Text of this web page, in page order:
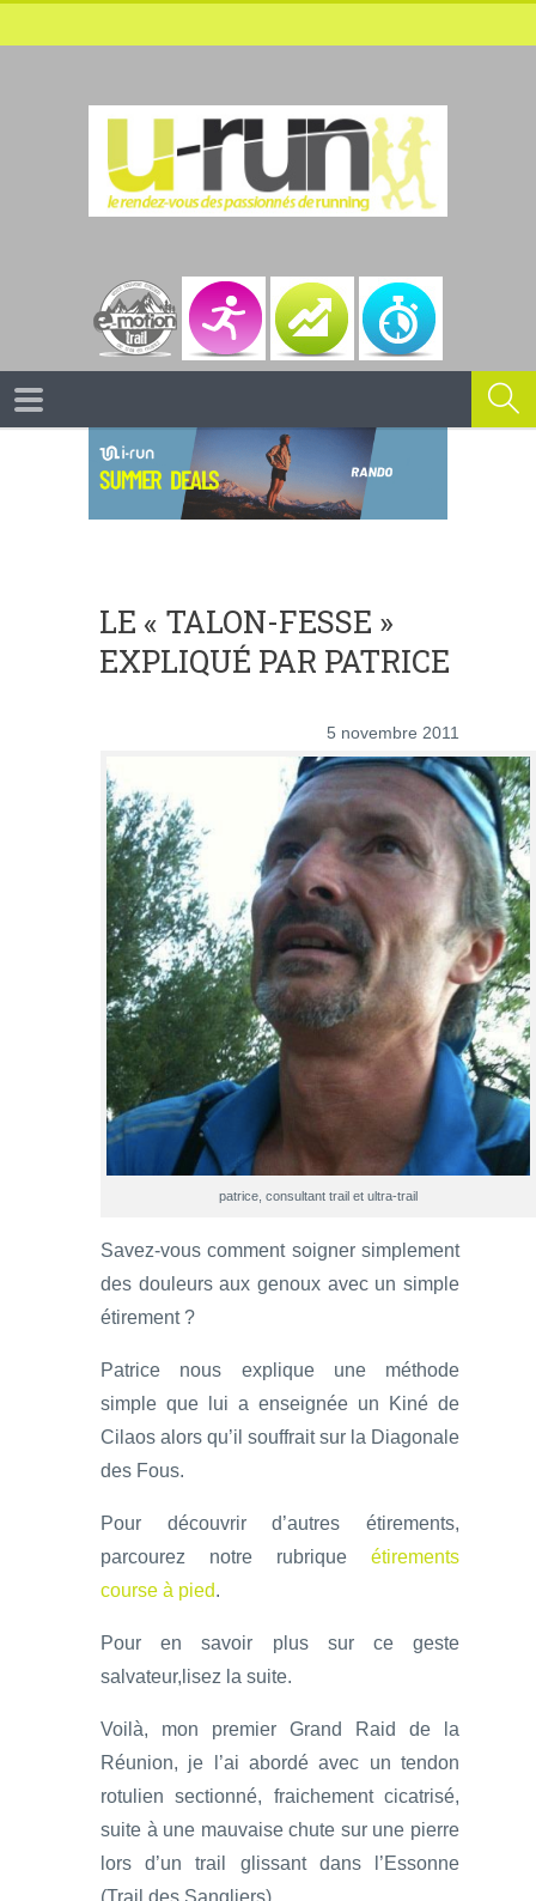
LE « TALON-FESSE »
EXPLIQUÉ PAR PATRICE
5 novembre 2011
patrice, consultant trail et ultra-trail
Savez-vous comment soigner simplement
des douleurs aux genoux avec un simple
étirement ?
Patrice nous explique une méthode
simple que lui a enseignée un Kiné de
Cilaos alors qu’il souffrait sur la Diagonale
des Fous.
Pour découvrir d’autres étirements,
parcourez notre rubrique étirements
course à pied.
Pour en savoir plus sur ce geste
salvateur,lisez la suite.
Voilà, mon premier Grand Raid de la
Réunion, je l’ai abordé avec un tendon
rotulien sectionné, fraichement cicatrisé,
suite à une mauvaise chute sur une pierre
lors d’un trail glissant dans l’Essonne
(Trail des Sangliers)